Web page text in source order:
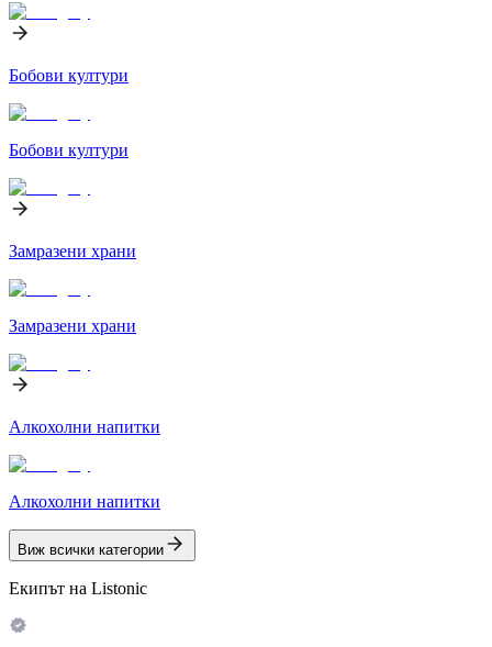
Бобови култури
Бобови култури
Замразени храни
Замразени храни
Алкохолни напитки
Алкохолни напитки
Виж всички категории
Екипът на Listonic